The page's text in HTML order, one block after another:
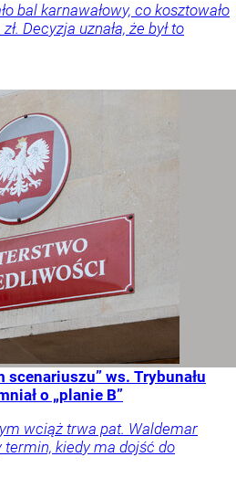
bal karnawałowy, co kosztowało
Decyzja uznała, że był to
scenariuszu” ws. Trybunału
o „planie B”
wciąż trwa pat. Waldemar
termin, kiedy ma dojść do